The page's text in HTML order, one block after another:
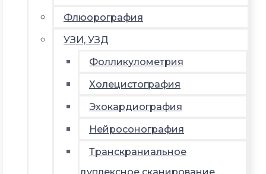
Флюорография
УЗИ, УЗД
Фолликулометрия
Холецистография
Эхокардиография
Нейросонография
Транскраниальное